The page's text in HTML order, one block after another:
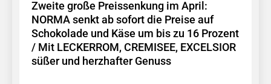
Zweite große Preissenkung im April:
NORMA senkt ab sofort die Preise auf
Schokolade und Käse um bis zu 16 Prozent
/ Mit LECKERROM, CREMISEE, EXCELSIOR
süßer und herzhafter Genuss